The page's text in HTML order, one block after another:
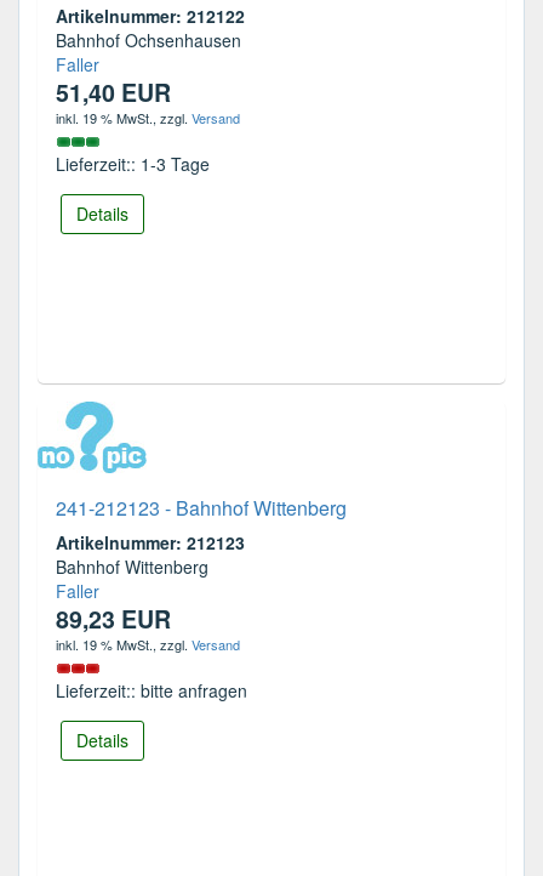
Artikelnummer: 212122
Bahnhof Ochsenhausen
Faller
51,40 EUR
inkl. 19 % MwSt., zzgl. Versand
Lieferzeit:: 1-3 Tage
Details
241-212123 - Bahnhof Wittenberg
Artikelnummer: 212123
Bahnhof Wittenberg
Faller
89,23 EUR
inkl. 19 % MwSt., zzgl. Versand
Lieferzeit:: bitte anfragen
Details